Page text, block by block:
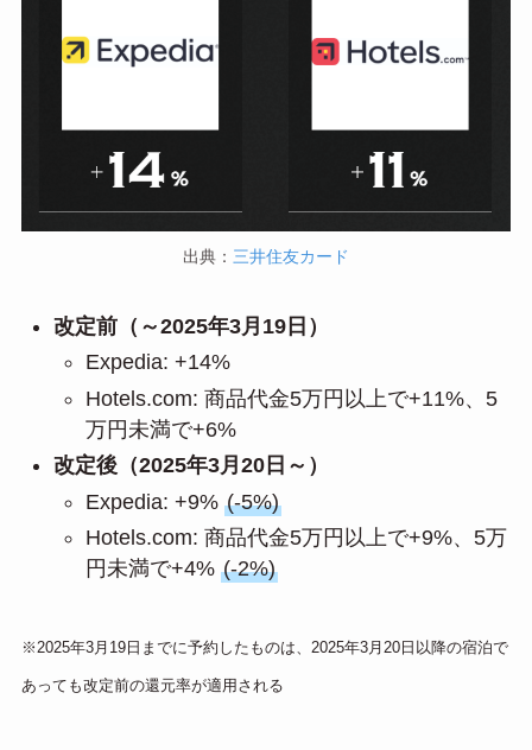
出典： 三井住友カード
改定前（～2025年3月19日）
Expedia: +14%
Hotels.com: 商品代金5万円以上で+11%、5
万円未満で+6%
改定後（2025年3月20日～）
Expedia: +9% (-5%)
Hotels.com: 商品代金5万円以上で+9%、5万
円未満で+4% (-2%)
※2025年3月19日までに予約したものは、2025年3月20日以降の宿泊で
あっても改定前の還元率が適用される